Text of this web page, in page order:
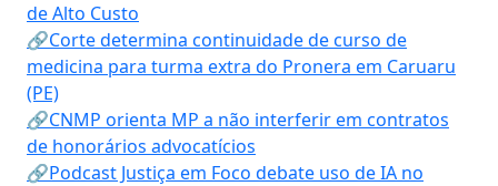
de Alto Custo
🔗Corte determina continuidade de curso de
medicina para turma extra do Pronera em Caruaru
(PE)
🔗CNMP orienta MP a não interferir em contratos
de honorários advocatícios
🔗Podcast Justiça em Foco debate uso de IA no